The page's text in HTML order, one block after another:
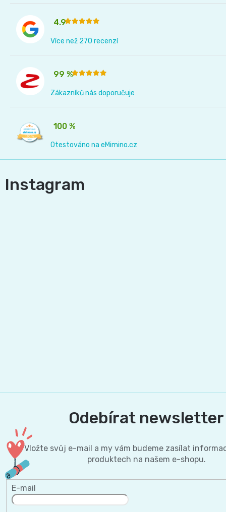
and
Nature
plenky
pleny
Koše
na
4.9
Více než 270 recenzí
99 %
Zákazníků nás doporučuje
100 %
Otestováno na eMimino.cz
Instagram
Odebírat newsletter
Vložte svůj e-mail a my vám budeme zasílat
produktech na našem e-shopu.
E-mail